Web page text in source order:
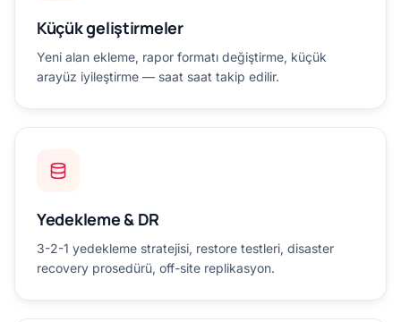
Küçük geliştirmeler
Yeni alan ekleme, rapor formatı değiştirme, küçük
arayüz iyileştirme — saat saat takip edilir.
Yedekleme & DR
3-2-1 yedekleme stratejisi, restore testleri, disaster
recovery prosedürü, off-site replikasyon.